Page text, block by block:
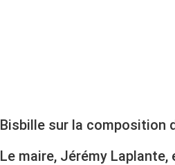
Bisbille sur la composition
Le maire, Jérémy